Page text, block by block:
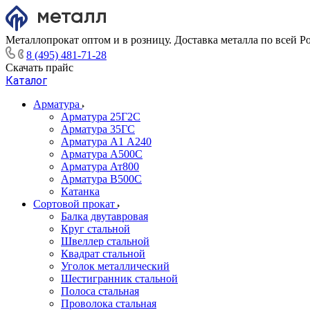
Металлопрокат оптом и в розницу. Доставка металла по всей
8 (495) 481-71-28
Скачать прайс
Каталог
Арматура
Арматура 25Г2С
Арматура 35ГС
Арматура А1 А240
Арматура А500С
Арматура Ат800
Арматура В500С
Катанка
Сортовой прокат
Балка двутавровая
Круг стальной
Швеллер стальной
Квадрат стальной
Уголок металлический
Шестигранник стальной
Полоса стальная
Проволока стальная